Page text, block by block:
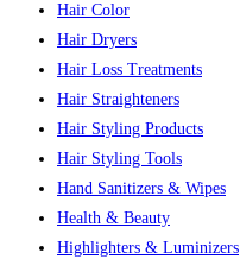
Hair Color
Hair Dryers
Hair Loss Treatments
Hair Straighteners
Hair Styling Products
Hair Styling Tools
Hand Sanitizers & Wipes
Health & Beauty
Highlighters & Luminizers